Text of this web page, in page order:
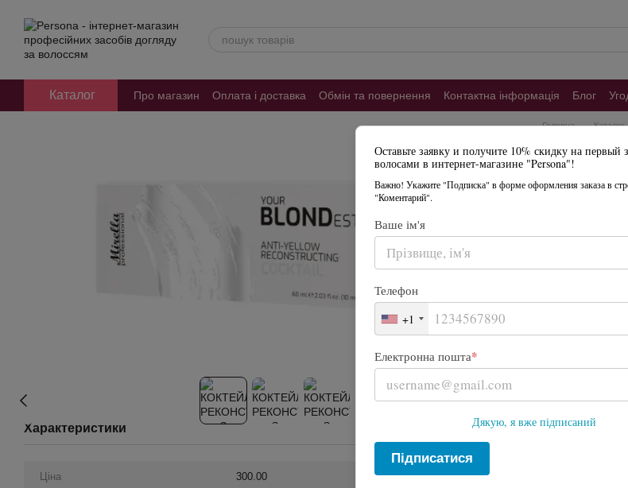
Оставьте заявку и получите 10% скидку на первый
волосами в интернет-магазине "Persona"!
Важно! Укажите "Подписка" в форме оформления заказа в
"Коментарий".
Ваше ім'я
Телефон
+1
Електронна пошта*
Дякую, я вже підписаний
Підписатися
Каталог Про магазин Оплата і доставка Обмін та повернення Контактна інформація Блог
Характеристики
Ціна 300.00
Головна Каталог
КОКТЕЙЛЬ-
Mirella